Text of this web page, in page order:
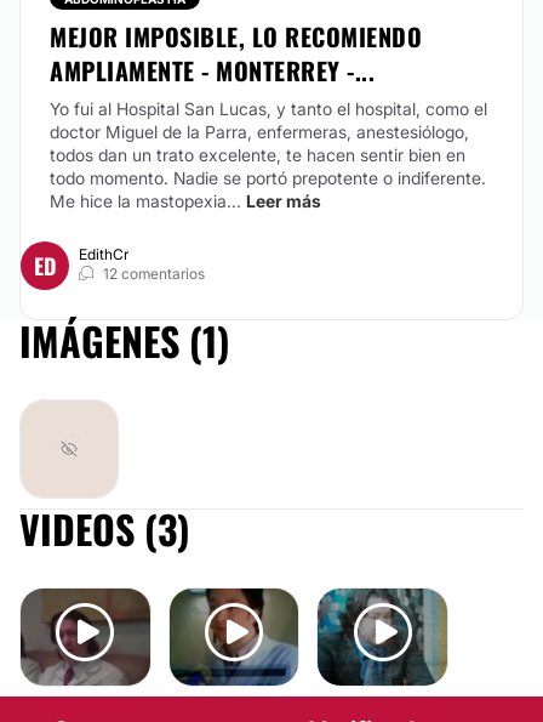
MEJOR IMPOSIBLE, LO RECOMIENDO
AMPLIAMENTE - MONTERREY -...
Yo fui al Hospital San Lucas, y tanto el hospital, como el
doctor Miguel de la Parra, enfermeras, anestesiólogo,
todos dan un trato excelente, te hacen sentir bien en
todo momento. Nadie se portó prepotente o indiferente.
Me hice la mastopexia... Leer más
ED
EdithCr
12 comentarios
IMÁGENES (1)
VIDEOS (3)